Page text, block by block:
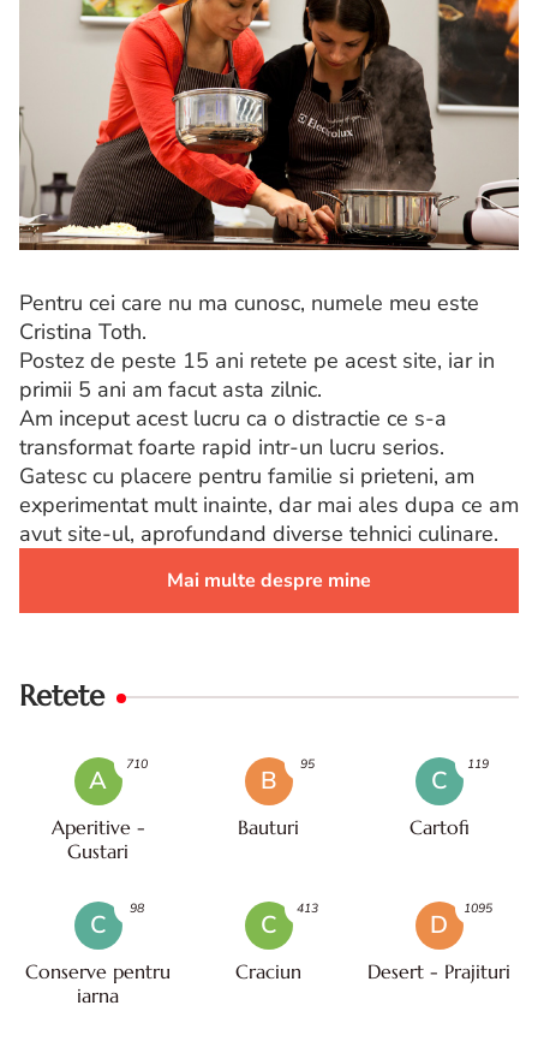
Pentru cei care nu ma cunosc, numele meu este
Cristina Toth.
Postez de peste 15 ani retete pe acest site, iar in
primii 5 ani am facut asta zilnic.
Am inceput acest lucru ca o distractie ce s-a
transformat foarte rapid intr-un lucru serios.
Gatesc cu placere pentru familie si prieteni, am
experimentat mult inainte, dar mai ales dupa ce am
avut site-ul, aprofundand diverse tehnici culinare.
Mai multe despre mine
Retete
A
Aperitive -
Gustari
710
B
Bauturi
95
C
Cartofi
119
C
Conserve pentru
iarna
98
C
Craciun
413
D
Desert - Prajituri
1095